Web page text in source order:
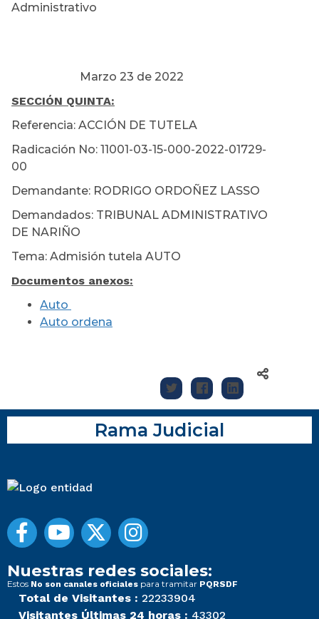
Administrativo
Marzo 23 de 2022
SECCIÓN QUINTA:
Referencia: ACCIÓN DE TUTELA
Radicación No: 11001-03-15-000-2022-01729-
00
Demandante: RODRIGO ORDOÑEZ LASSO
Demandados: TRIBUNAL ADMINISTRATIVO
DE NARIÑO
Tema: Admisión tutela AUTO
Documentos anexos:
Auto
Auto ordena
Rama Judicial
Nuestras redes sociales:
Estos No son canales oficiales para tramitar PQRSDF
Total de Visitantes : 22233904
Visitantes Últimas 24 horas : 43302